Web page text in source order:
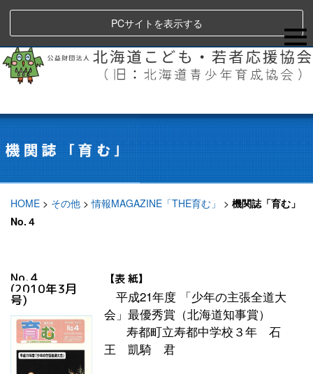
PCサイトを表示する
HOME > その他 >情報MAGAZINE「THE育む」 > 機関誌「育む」
No.４
No.４
(2010年3月
号)
【表 紙】
平成21年度 「少年の主張全道大
会」最優秀賞（北海道知事賞）
寿都町立寿都中学校３年 石
王 凱騎 君